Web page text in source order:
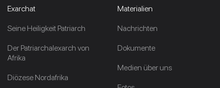
Exarchat
Seine Heiligkeit Patriarch
Der Patriarchalexarch von
Afrika
Diözese Nordafrika
Materialien
Nachrichten
Dokumente
Medien über uns